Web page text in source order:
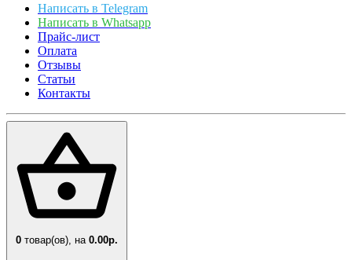
Написать в Telegram
Написать в Whatsapp
Прайс-лист
Оплата
Отзывы
Статьи
Контакты
0 товар(ов), на 0.00р.